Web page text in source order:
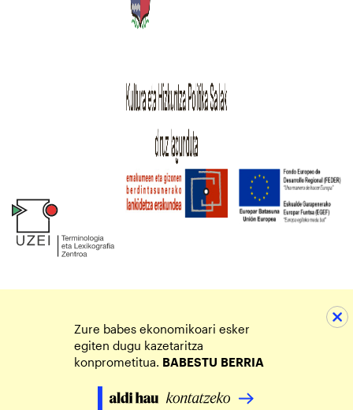
Zure babes ekonomikoari esker
egiten dugu kazetaritza
konprometitua. BABESTU BERRIA